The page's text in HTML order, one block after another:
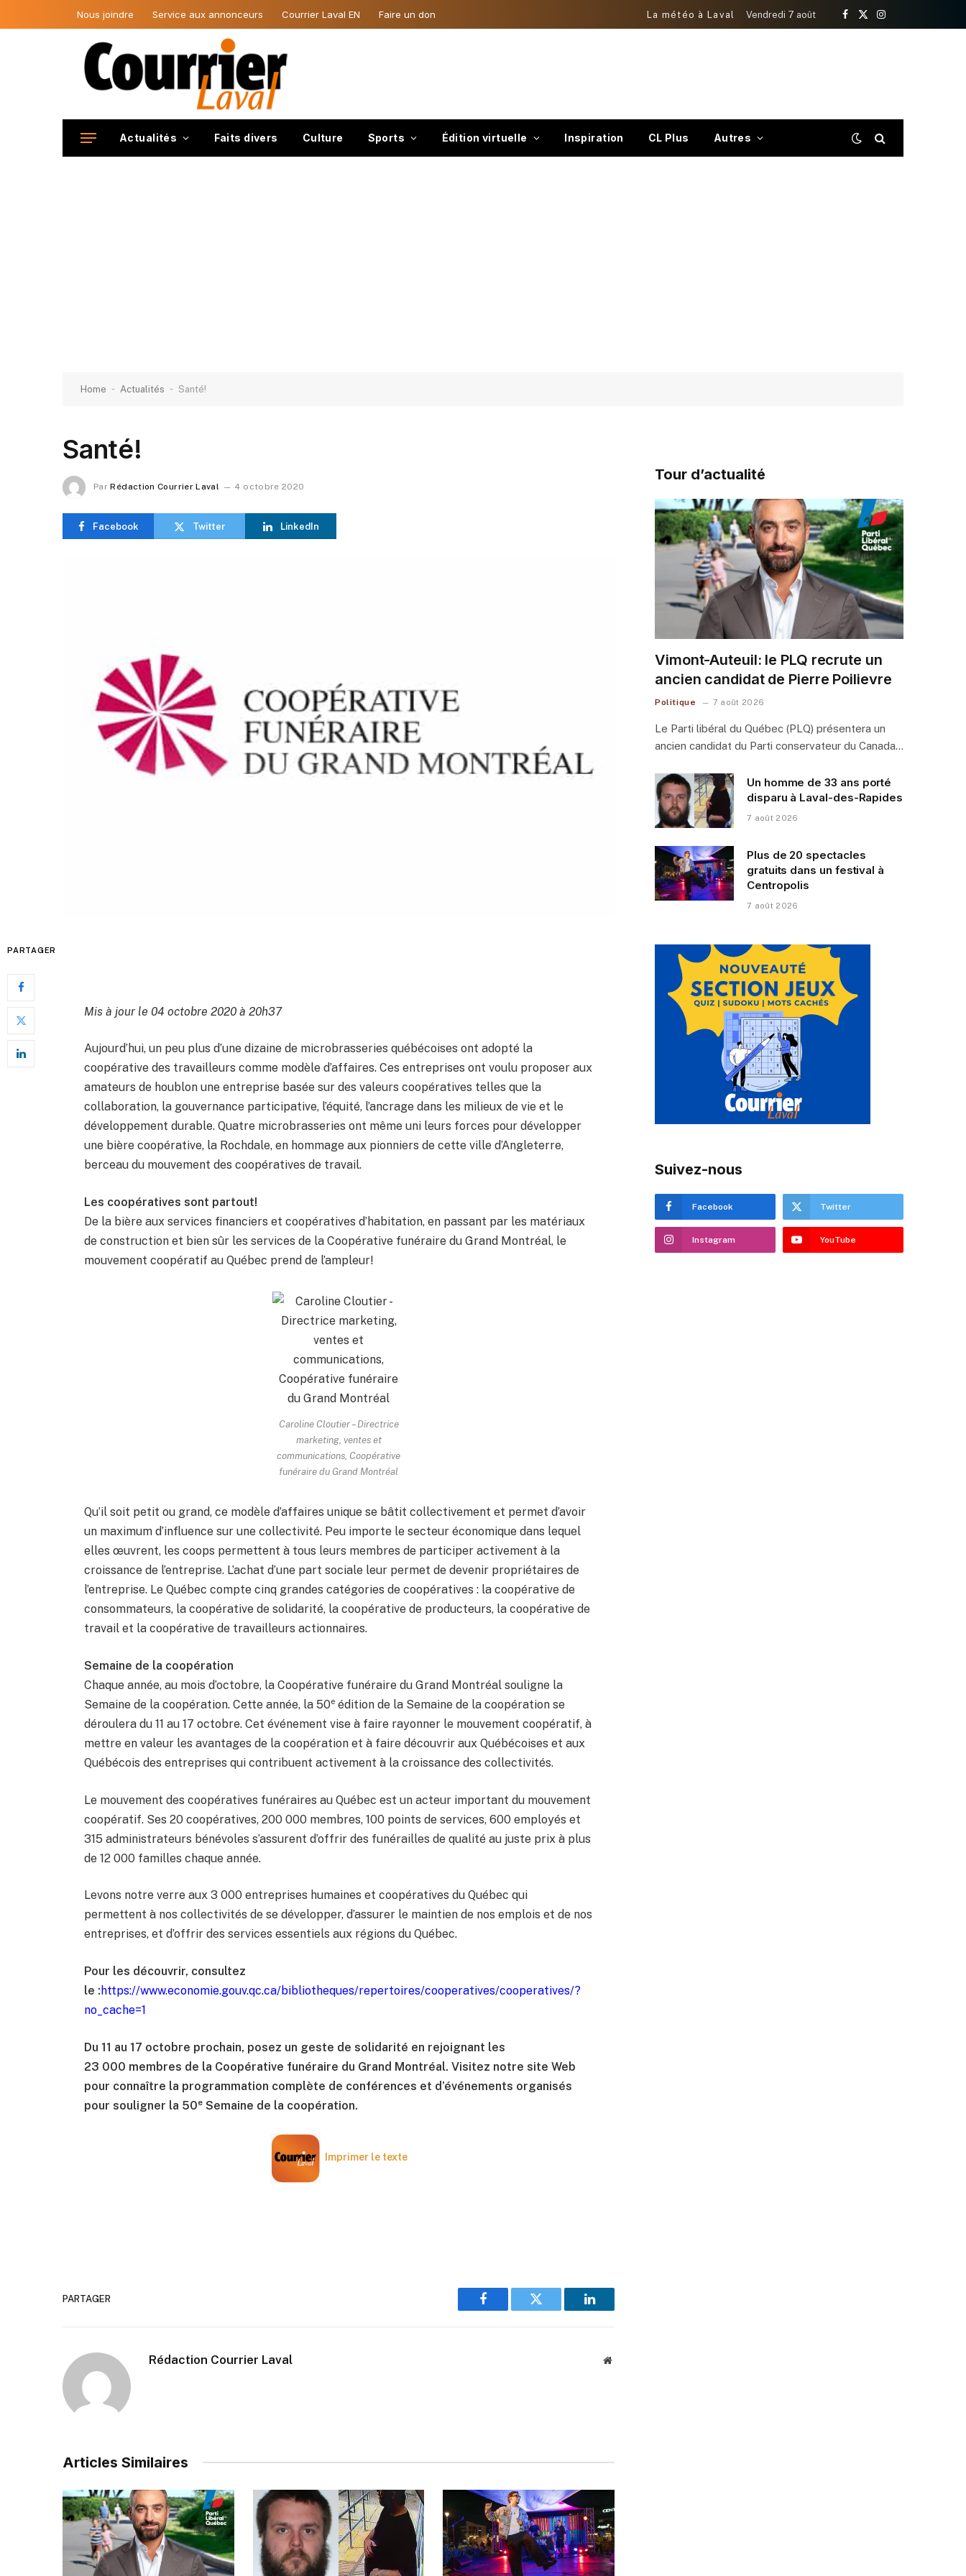
Nous joindre Service aux annonceurs Courrier Laval EN Faire un don La météo à Laval Vendredi 7 août
Facebook
X
Instagram
Actualités Faits divers Culture Sports Édition virtuelle Inspiration CL Plus Autres
Home - Actualités - Santé!
Santé!
Par Rédaction Courrier Laval 4 octobre 2020
Facebook Twitter LinkedIn
PARTAGER
Mis à jour le 04 octobre 2020 à 20h37
Aujourd’hui, un peu plus d’une dizaine de microbrasseries québécoises ont adopté la
coopérative des travailleurs comme modèle d’affaires. Ces entreprises ont voulu proposer aux
amateurs de houblon une entreprise basée sur des valeurs coopératives telles que la
collaboration, la gouvernance participative, l’équité, l’ancrage dans les milieux de vie et le
développement durable. Quatre microbrasseries ont même uni leurs forces pour développer
une bière coopérative, la Rochdale, en hommage aux pionniers de cette ville d’Angleterre,
berceau du mouvement des coopératives de travail.
Les coopératives sont partout!
De la bière aux services financiers et coopératives d’habitation, en passant par les matériaux
de construction et bien sûr les services de la Coopérative funéraire du Grand Montréal, le
mouvement coopératif au Québec prend de l’ampleur!
Caroline Cloutier – Directrice
marketing, ventes et
communications, Coopérative
funéraire du Grand Montréal
Qu’il soit petit ou grand, ce modèle d’affaires unique se bâtit collectivement et permet d’avoir
un maximum d’influence sur une collectivité. Peu importe le secteur économique dans lequel
elles œuvrent, les coops permettent à tous leurs membres de participer activement à la
croissance de l’entreprise. L’achat d’une part sociale leur permet de devenir propriétaires de
l’entreprise. Le Québec compte cinq grandes catégories de coopératives : la coopérative de
consommateurs, la coopérative de solidarité, la coopérative de producteurs, la coopérative de
travail et la coopérative de travailleurs actionnaires.
Semaine de la coopération
Chaque année, au mois d’octobre, la Coopérative funéraire du Grand Montréal souligne la
Semaine de la coopération. Cette année, la 50e édition de la Semaine de la coopération se
déroulera du 11 au 17 octobre. Cet événement vise à faire rayonner le mouvement coopératif, à
mettre en valeur les avantages de la coopération et à faire découvrir aux Québécoises et aux
Québécois des entreprises qui contribuent activement à la croissance des collectivités.
Le mouvement des coopératives funéraires au Québec est un acteur important du mouvement
coopératif. Ses 20 coopératives, 200 000 membres, 100 points de services, 600 employés et
315 administrateurs bénévoles s’assurent d’offrir des funérailles de qualité au juste prix à plus
de 12 000 familles chaque année.
Levons notre verre aux 3 000 entreprises humaines et coopératives du Québec qui
permettent à nos collectivités de se développer, d’assurer le maintien de nos emplois et de nos
entreprises, et d’offrir des services essentiels aux régions du Québec.
Pour les découvrir, consultez
le : https://www.economie.gouv.qc.ca/bibliotheques/repertoires/cooperatives/cooperatives/?
no_cache=1
Du 11 au 17 octobre prochain, posez un geste de solidarité en rejoignant les
23 000 membres de la Coopérative funéraire du Grand Montréal. Visitez notre site Web
pour connaître la programmation complète de conférences et d’événements organisés
pour souligner la 50e Semaine de la coopération.
Imprimer le texte
PARTAGER
Facebook Twitter LinkedIn
Rédaction Courrier Laval Website
Articles Similaires
Tour d’actualité
Vimont-Auteuil: le PLQ recrute un
ancien candidat de Pierre Poilievre
Politique 7 août 2026
Le Parti libéral du Québec (PLQ) présentera un
ancien candidat du Parti conservateur du Canada…
Un homme de 33 ans porté
disparu à Laval-des-Rapides
7 août 2026
Plus de 20 spectacles
gratuits dans un festival à
Centropolis
7 août 2026
Suivez-nous
Facebook Twitter
Instagram YouTube